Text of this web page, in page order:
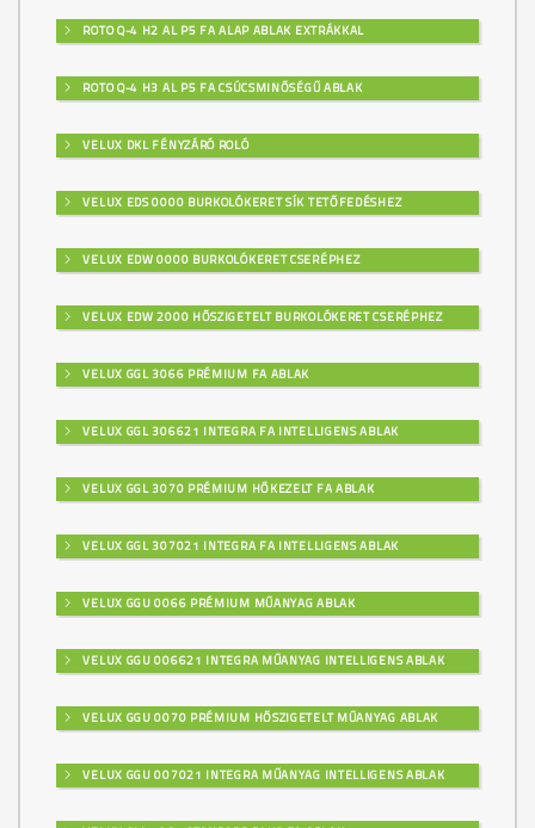
ROTO Q-4 H2 AL P5 FA ALAP ABLAK EXTRÁKKAL
ROTO Q-4 H3 AL P5 FA CSÚCSMINŐSÉGŰ ABLAK
VELUX DKL FÉNYZÁRÓ ROLÓ
VELUX EDS 0000 BURKOLÓKERET SÍK TETŐFEDÉSHEZ
VELUX EDW 0000 BURKOLÓKERET CSERÉPHEZ
VELUX EDW 2000 HŐSZIGETELT BURKOLÓKERET CSERÉPHEZ
VELUX GGL 3066 PRÉMIUM FA ABLAK
VELUX GGL 306621 INTEGRA FA INTELLIGENS ABLAK
VELUX GGL 3070 PRÉMIUM HŐKEZELT FA ABLAK
VELUX GGL 307021 INTEGRA FA INTELLIGENS ABLAK
VELUX GGU 0066 PRÉMIUM MŰANYAG ABLAK
VELUX GGU 006621 INTEGRA MŰANYAG INTELLIGENS ABLAK
VELUX GGU 0070 PRÉMIUM HŐSZIGETELT MŰANYAG ABLAK
VELUX GGU 007021 INTEGRA MŰANYAG INTELLIGENS ABLAK